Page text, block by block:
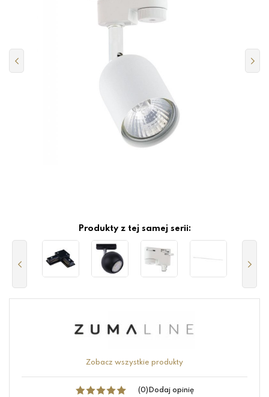
Produkty z tej samej serii:
Zobacz wszystkie produkty
(0) Dodaj opinię